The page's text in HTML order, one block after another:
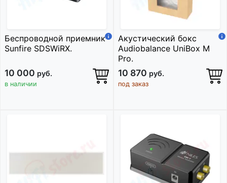
Беспроводной приемник
Sunfire SDSWiRX.
10 000 руб.
в наличии
Акустический бокс
Audiobalance UniBox M
Pro.
10 870 руб.
под заказ